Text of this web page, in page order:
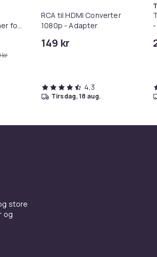
for
kr
RCA til HDMI Converter
1080p - Adapter
149 kr
4,3
tirsdag, 18 aug.
-
store
og